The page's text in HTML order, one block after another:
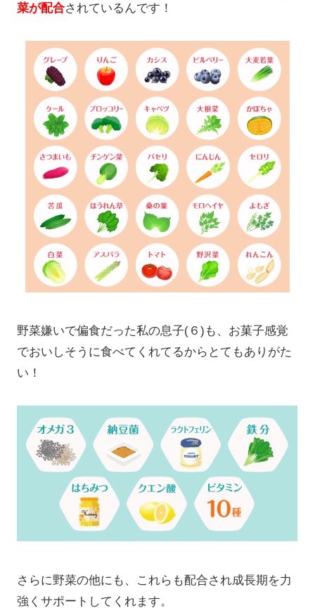
菜が配合されているんです！
野菜嫌いで偏食だった私の息子(６)も、お菓子感覚
でおいしそうに食べてくれてるからとてもありがた
い！
さらに野菜の他にも、これらも配合され成長期を力
強くサポートしてくれます。